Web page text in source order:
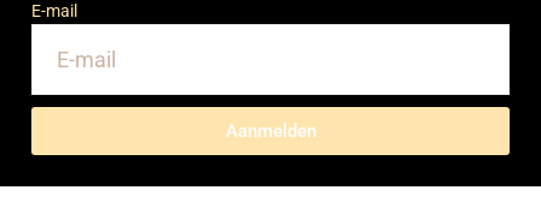
E-mail
Aanmelden